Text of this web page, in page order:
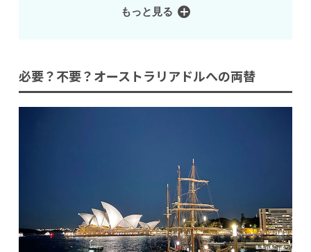
もっと見る
必要？不要？オーストラリアドルへの両替